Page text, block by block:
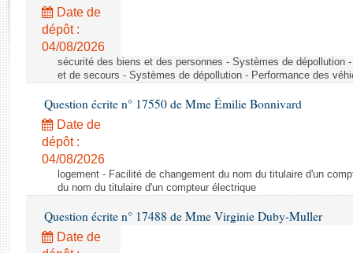
Rapports législatifs
Rapports sur l'application des lois
Baromètre de l’application des lois
Dossiers législatifs
Budget et sécurité sociale
Questions écrites et orales
Comptes rendus des débats
Date de
dépôt :
04/08/2026
sécurité des biens et des personnes - Systèmes de dépollution
et de secours - Systèmes de dépollution - Performance des
Question écrite n° 17550 de Mme Émilie Bonnivard
Date de
dépôt :
04/08/2026
logement - Facilité de changement du nom du titulaire d'un
du nom du titulaire d'un compteur électrique
Question écrite n° 17488 de Mme Virginie Duby-Muller
Date de